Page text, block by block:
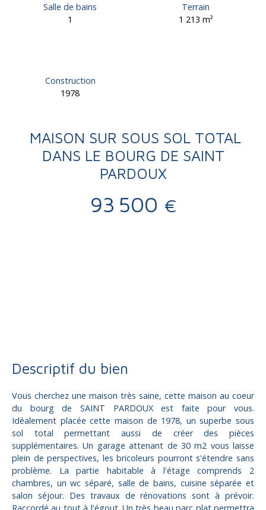
Salle de bains
1
Terrain
1 213 m²
Construction
1978
MAISON SUR SOUS SOL TOTAL
DANS LE BOURG DE SAINT
PARDOUX
93 500 €
Descriptif du bien
Vous cherchez une maison très saine, cette maison au coeur
du bourg de SAINT PARDOUX est faite pour vous.
Idéalement placée cette maison de 1978, un superbe sous
sol total permettant aussi de créer des pièces
supplémentaires. Un garage attenant de 30 m2 vous laisse
plein de perspectives, les bricoleurs pourront s'étendre sans
problème. La partie habitable à l'étage comprends 2
chambres, un wc séparé, salle de bains, cuisine séparée et
salon séjour. Des travaux de rénovations sont à prévoir.